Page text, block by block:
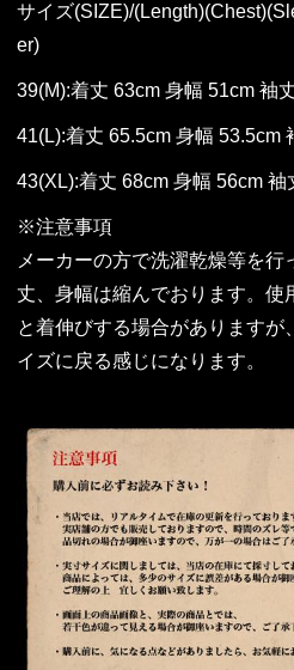
サイズ(SIZE)/
er)
39(M):着丈 63cm 身幅 51cm 袖
41(L):着丈 65.5cm 身幅 53.5cm
43(XL):着丈 68cm 身幅 56cm 袖
※注意事項
メーカーの方で洗濯乾燥等を行
丈、身幅は縮んでおります。使
と着伸びする場合がありますが
イズに戻る感じになります。